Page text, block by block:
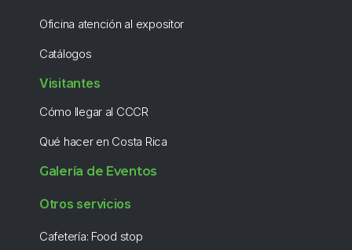
Oficina atención al expositor
Catálogos
Visitantes
Cómo llegar al CCCR
Qué hacer en Costa Rica
Galería de Eventos
Otros servicios
Cafetería: Food stop